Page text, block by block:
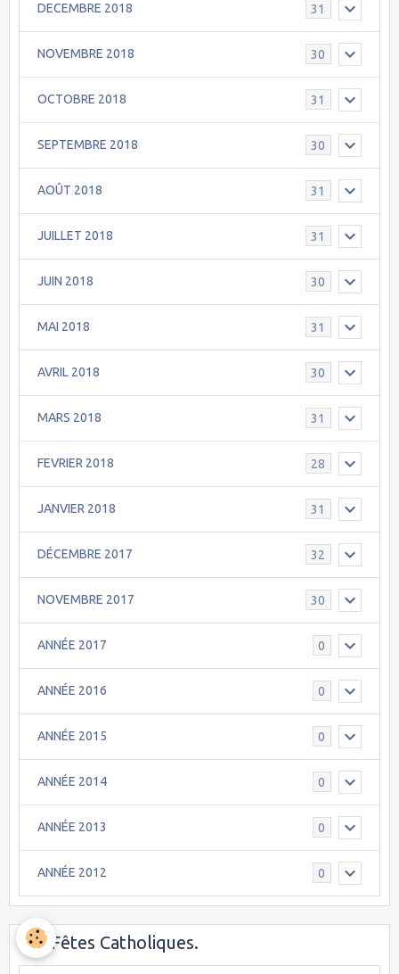
DECEMBRE 2018 31
NOVEMBRE 2018 30
OCTOBRE 2018 31
SEPTEMBRE 2018 30
AOÛT 2018 31
JUILLET 2018 31
JUIN 2018 30
MAI 2018 31
AVRIL 2018 30
MARS 2018 31
FEVRIER 2018 28
JANVIER 2018 31
DÉCEMBRE 2017 32
NOVEMBRE 2017 30
ANNÉE 2017 0
ANNÉE 2016 0
ANNÉE 2015 0
ANNÉE 2014 0
ANNÉE 2013 0
ANNÉE 2012 0
Les Fêtes Catholiques.